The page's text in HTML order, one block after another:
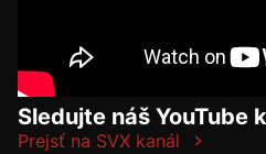
Sledujte náš YouTube
Prejsť na SVX kanál